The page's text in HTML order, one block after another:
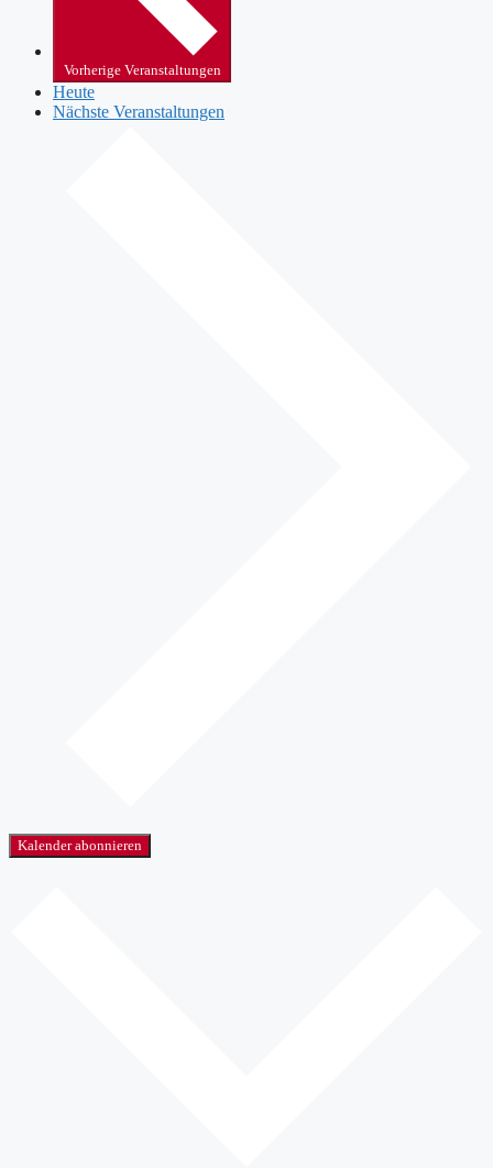
Vorherige Veranstaltungen
Heute
Nächste Veranstaltungen
Kalender abonnieren